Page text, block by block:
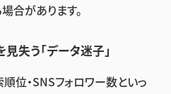
合があります。
失う「データ迷子」
位・SNSフォロワー数といっ